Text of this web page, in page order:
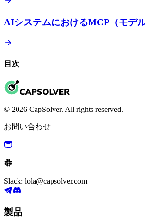
AIシステムにおけるMCP（モデ
目次
© 2026 CapSolver. All rights reserved.
お問い合わせ
Slack: lola@capsolver.com
製品